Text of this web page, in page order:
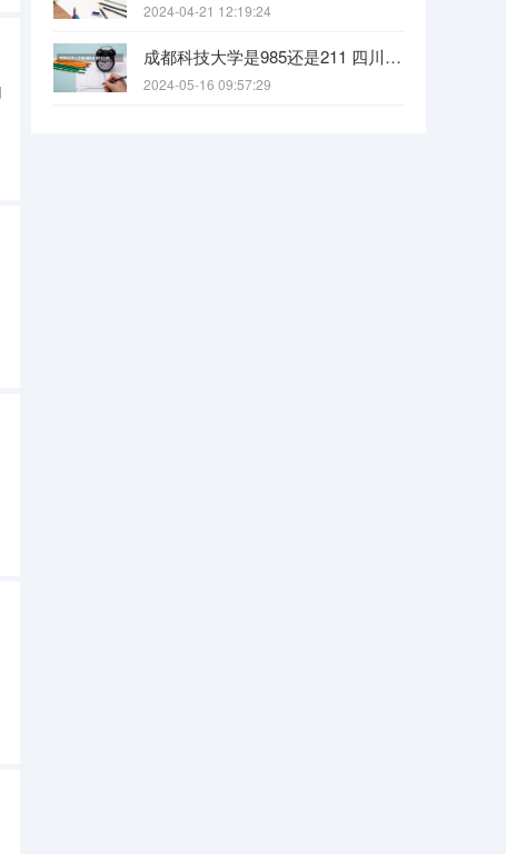
2024-04-21 12:19:24
成都科技大学是985还是211 四川科技大学全国排名
2024-05-16 09:57:29